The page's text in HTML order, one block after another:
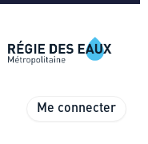
Me connecter